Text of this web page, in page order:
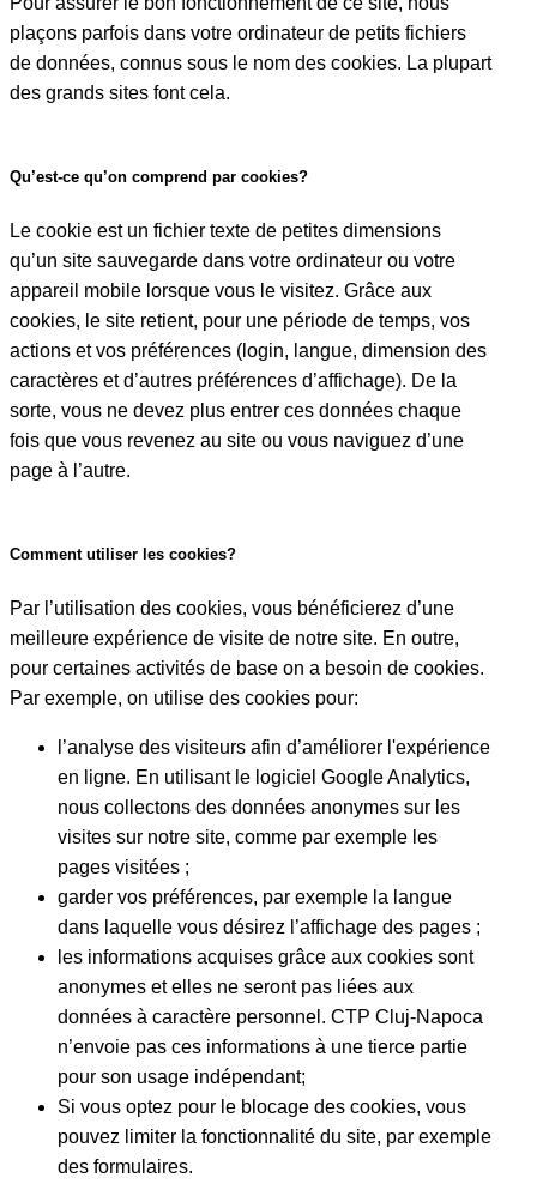
plaçons parfois dans votre ordinateur de petits fichiers
de données, connus sous le nom des cookies. La plupart
des grands sites font cela.
Qu’est-ce qu’on comprend par cookies?
Le cookie est un fichier texte de petites dimensions
qu’un site sauvegarde dans votre ordinateur ou votre
appareil mobile lorsque vous le visitez. Grâce aux
cookies, le site retient, pour une période de temps, vos
actions et vos préférences (login, langue, dimension des
caractères et d’autres préférences d’affichage). De la
sorte, vous ne devez plus entrer ces données chaque
fois que vous revenez au site ou vous naviguez d’une
page à l’autre.
Comment utiliser les cookies?
Par l’utilisation des cookies, vous bénéficierez d’une
meilleure expérience de visite de notre site. En outre,
pour certaines activités de base on a besoin de cookies.
Par exemple, on utilise des cookies pour:
l’analyse des visiteurs afin d’améliorer l'expérience
en ligne. En utilisant le logiciel Google Analytics,
nous collectons des données anonymes sur les
visites sur notre site, comme par exemple les
pages visitées ;
garder vos préférences, par exemple la langue
dans laquelle vous désirez l’affichage des pages ;
les informations acquises grâce aux cookies sont
anonymes et elles ne seront pas liées aux
données à caractère personnel. CTP Cluj-Napoca
n’envoie pas ces informations à une tierce partie
pour son usage indépendant;
Si vous optez pour le blocage des cookies, vous
pouvez limiter la fonctionnalité du site, par exemple
des formulaires.